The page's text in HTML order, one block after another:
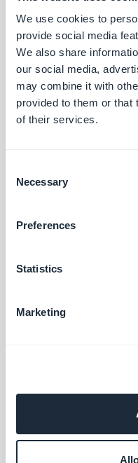
We use cookies to
provide social media
We also share
our social media,
may combine it with
provided to them or that
of their services.
Selection
Necessary
Preferences
Statistics
Marketing
Vapaa
Typeform
Luo
Vapaa
Integroi
Optimoi
datan